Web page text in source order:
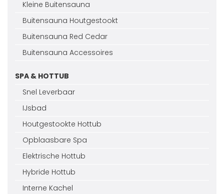
Kleine Buitensauna
Buitensauna Houtgestookt
Buitensauna Red Cedar
Buitensauna Accessoires
SPA & HOTTUB
Snel Leverbaar
IJsbad
Houtgestookte Hottub
Opblaasbare Spa
Elektrische Hottub
Hybride Hottub
Interne Kachel